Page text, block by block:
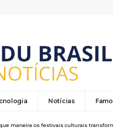
Notícias
maneira os festivais culturais